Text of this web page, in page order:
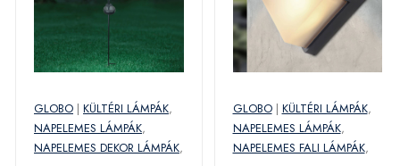
GLOBO | KÜLTÉRI LÁMPÁK,
NAPELEMES LÁMPÁK,
NAPELEMES DEKOR LÁMPÁK,
GLOBO| KÜLTÉRI LÁMPÁK,
NAPELEMES LÁMPÁK,
NAPELEMES FALI LÁMPÁK,